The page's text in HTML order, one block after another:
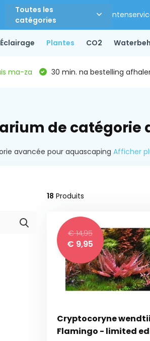
Toutes les
catégories
Éclairage Plantes CO2
ma-za 30 min. na bestelling
de catégorie
avancée pour aquascaping Afficher
18 Produits
€ 14,95
€ 9,95
Cryptocoryne wendtii
Flamingo - limited